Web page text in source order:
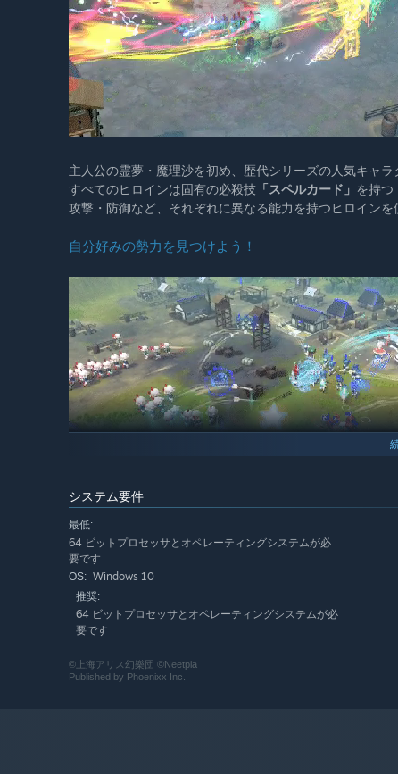
主人公の霊夢・魔理沙を初め、歴代シリーズの人気キャラ
すべてのヒロインは固有の必殺技 「スペルカード」 を持つ
攻撃・防御など、それぞれに異なる能力を持つヒロインを
自分好みの勢力を見つけよう！
博麗神社は内政や防衛能力が強い、紅魔館は序盤から強力
ヒロインが属する
自分のプレイスタイルに合った勢力を探し当てるのも、こ
多彩なユニットを使いこなせ！
システム要件
最低:
64 ビットプロセッサとオペレーティングシステムが必
要です
OS: Windows 10
推奨:
64 ビットプロセッサとオペレーティングシステムが必
要です
©上海アリス幻樂団 ©Neetpia
Published by Phoenixx Inc.